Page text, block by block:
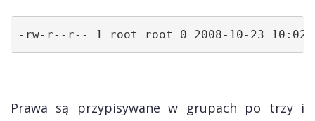
-rw-r--r-- 1 root root 0 2008-10-23
Prawa są przypisywane w grupach po trzy i